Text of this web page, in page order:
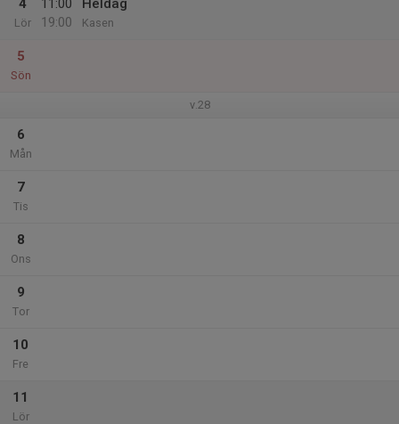
4
Lör
11:00
19:00
Heldag
Kasen
5
Sön
v.28
6
Mån
7
Tis
8
Ons
9
Tor
10
Fre
11
Lör